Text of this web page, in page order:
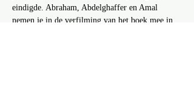
eindigde. Abraham, Abdelghaffer en Amal
nemen je in de verfilming van het boek mee in